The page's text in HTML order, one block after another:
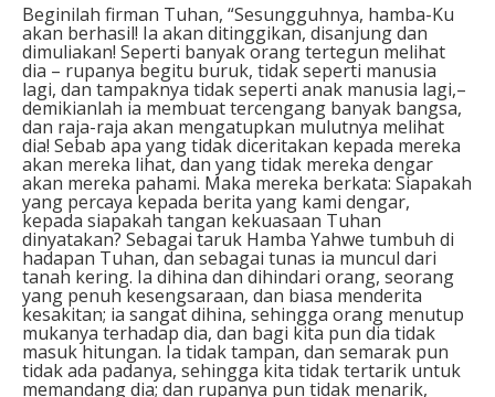
Beginilah firman Tuhan, “Sesungguhnya, hamba-Ku
akan berhasil! Ia akan ditinggikan, disanjung dan
dimuliakan! Seperti banyak orang tertegun melihat
dia – rupanya begitu buruk, tidak seperti manusia
lagi, dan tampaknya tidak seperti anak manusia lagi,–
demikianlah ia membuat tercengang banyak bangsa,
dan raja-raja akan mengatupkan mulutnya melihat
dia! Sebab apa yang tidak diceritakan kepada mereka
akan mereka lihat, dan yang tidak mereka dengar
akan mereka pahami. Maka mereka berkata: Siapakah
yang percaya kepada berita yang kami dengar,
kepada siapakah tangan kekuasaan Tuhan
dinyatakan? Sebagai taruk Hamba Yahwe tumbuh di
hadapan Tuhan, dan sebagai tunas ia muncul dari
tanah kering. Ia dihina dan dihindari orang, seorang
yang penuh kesengsaraan, dan biasa menderita
kesakitan; ia sangat dihina, sehingga orang menutup
mukanya terhadap dia, dan bagi kita pun dia tidak
masuk hitungan. Ia tidak tampan, dan semarak pun
tidak ada padanya, sehingga kita tidak tertarik untuk
memandang dia; dan rupanya pun tidak menarik,